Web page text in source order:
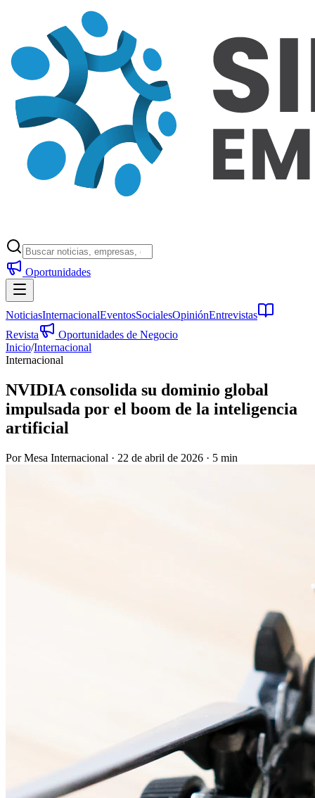
Oportunidades
NoticiasInternacionalEventosSocialesOpiniónEntrevistas
Revista
Oportunidades de Negocio
Inicio/Internacional
Internacional
NVIDIA consolida su dominio global
impulsada por el boom de la inteligencia
artificial
PorMesa Internacional · 22 de abril de 2026 · 5 min